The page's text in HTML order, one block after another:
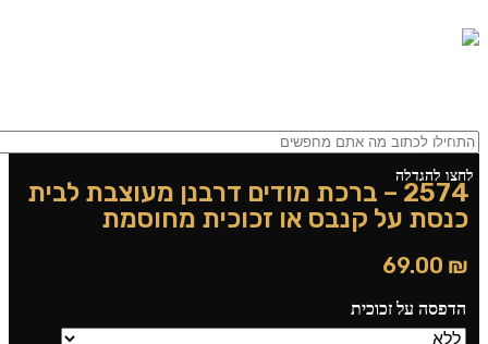
2574 – ברכת מודים דרבנן מעוצבת לבית
כנסת על קנבס או זכוכית מחוסמת
69.00 ₪
הדפסה על זכוכית
לחצו להגדלה